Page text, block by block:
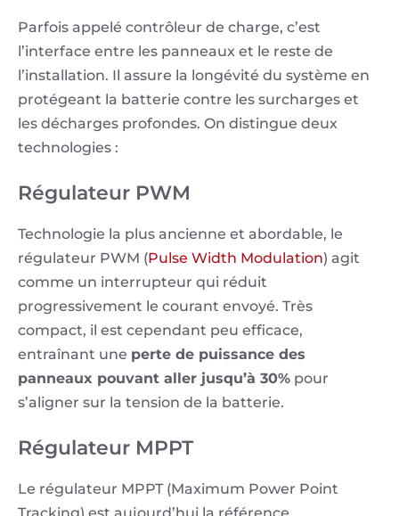
Parfois appelé contrôleur de charge, c’est
l’interface entre les panneaux et le reste de
l’installation. Il assure la longévité du système en
protégeant la batterie contre les surcharges et
les décharges profondes. On distingue deux
technologies :
Régulateur PWM
Technologie la plus ancienne et abordable, le
régulateur PWM (Pulse Width Modulation) agit
comme un interrupteur qui réduit
progressivement le courant envoyé. Très
compact, il est cependant peu efficace,
entraînant une perte de puissance des
panneaux pouvant aller jusqu’à 30% pour
s’aligner sur la tension de la batterie.
Régulateur MPPT
Le régulateur MPPT (Maximum Power Point